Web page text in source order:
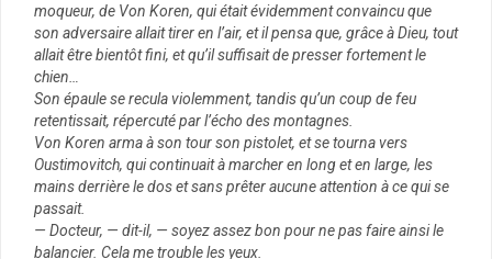
moqueur, de Von Koren, qui était évidemment convaincu que
son adversaire allait tirer en l’air, et il pensa que, grâce à Dieu, tout
allait être bientôt fini, et qu’il suffisait de presser fortement le
chien…
Son épaule se recula violemment, tandis qu’un coup de feu
retentissait, répercuté par l’écho des montagnes.
Von Koren arma à son tour son pistolet, et se tourna vers
Oustimovitch, qui continuait à marcher en long et en large, les
mains derrière le dos et sans prêter aucune attention à ce qui se
passait.
— Docteur, — dit-il, — soyez assez bon pour ne pas faire ainsi le
balancier. Cela me trouble les yeux.